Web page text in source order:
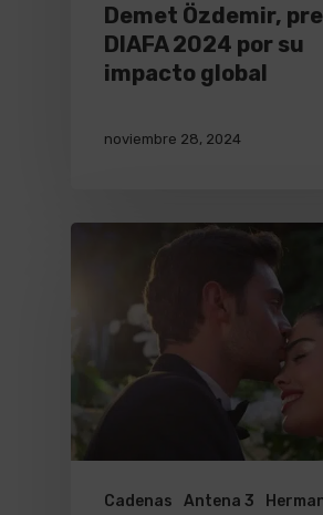
Demet Özdemir,
DIAFA 2024 por su
impacto global
noviembre 28, 2024
Cadenas Antena 3